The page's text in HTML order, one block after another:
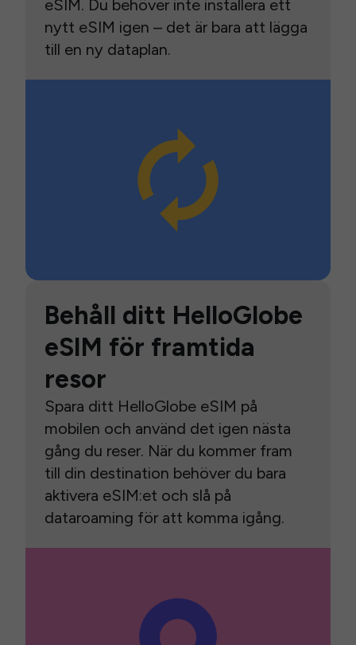
eSIM. Du behöver inte installera ett
nytt eSIM igen – det är bara att lägga
till en ny dataplan.
Behåll ditt HelloGlobe
eSIM för framtida
resor
Spara ditt HelloGlobe eSIM på
mobilen och använd det igen nästa
gång du reser. När du kommer fram
till din destination behöver du bara
aktivera eSIM:et och slå på
dataroaming för att komma igång.